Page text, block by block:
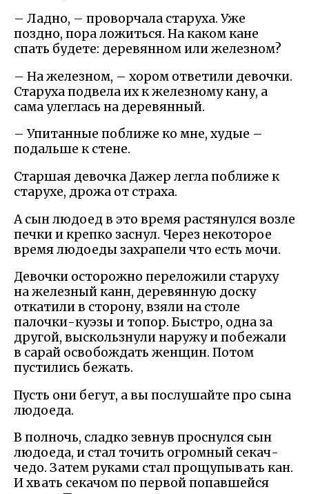
– Ладно, – проворчала старуха. Уже
поздно, пора ложиться. На каком кане
спать будете: деревянном или железном?
– На железном, – хором ответили девочки.
Старуха подвела их к железному кану, а
сама улеглась на деревянный.
– Упитанные поближе ко мне, худые –
подальше к стене.
Старшая девочка Дажер легла поближе к
старухе, дрожа от страха.
А сын людоед в это время растянулся возле
печки и крепко заснул. Через некоторое
время людоеды захрапели что есть мочи.
Девочки осторожно переложили старуху
на железный канн, деревянную доску
откатили в сторону, взяли на столе
палочки-куэзы и топор. Быстро, одна за
другой, выскользнули наружу и побежали
в сарай освобождать женщин. Потом
пустились бежать.
Пусть они бегут, а вы послушайте про сына
людоеда.
В полночь, сладко зевнув проснулся сын
людоеда, и стал точить огромный секач-
чедо. Затем руками стал прощупывать кан.
И хвать секачом по первой попавшейся